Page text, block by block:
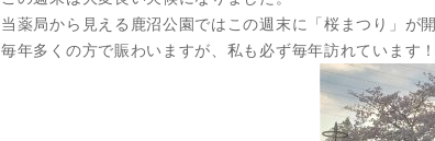
当薬局から見える鹿沼公園ではこの週末に「桜まつり」が
毎年多くの方で賑わいますが、私も必ず毎年訪れています！